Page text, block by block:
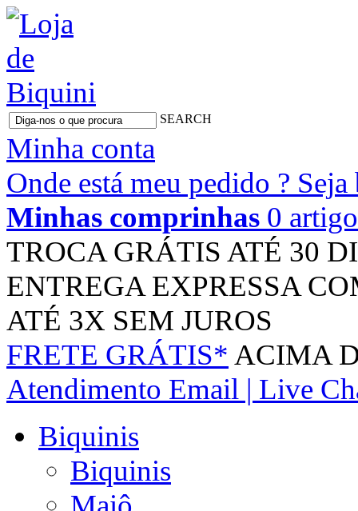
SEARCH
Minha conta
Onde está meu pedido ?
Minhas comprinhas 0
TROCA GRÁTIS ATÉ 30
ENTREGA EXPRESSA
ATÉ 3X SEM JUROS
FRETE GRÁTIS* ACIMA
Atendimento Email | Live
Biquinis
Biquinis